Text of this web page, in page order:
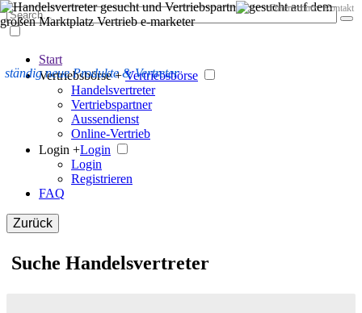
ständig neue Produkte & Vertreter
Datenschutz Kontakt
Start
Vertriebsbörse + Vertriebsbörse
Handelsvertreter
Vertriebspartner
Aussendienst
Online-Vertrieb
Login +Login
Login
Registrieren
FAQ
Zurück
Suche Handelsvertreter